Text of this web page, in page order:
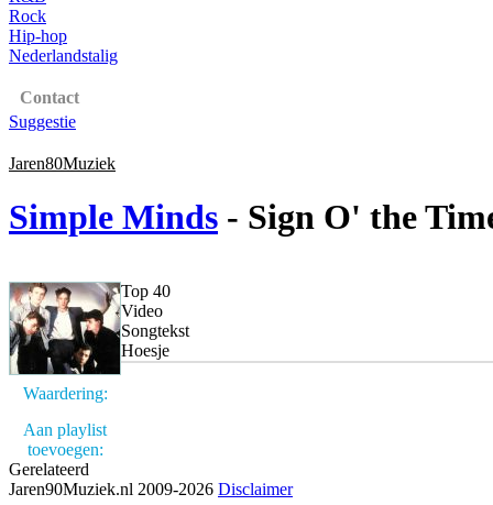
Rock
Hip-hop
Nederlandstalig
Contact
Suggestie
Jaren80Muziek
Simple Minds - Sign O' the
Waardering:
Aan playlist
toevoegen:
Top 40
Video
Songtekst
Hoesje
Gerelateerd
Jaren90Muziek.nl 2009-2026 Disclaimer